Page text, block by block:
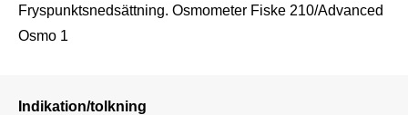
Fryspunktsnedsättning. Osmometer Fiske 210/Advanced
Osmo 1
Indikation/tolkning